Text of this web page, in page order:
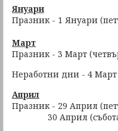
Януари
Празник - 1 Януари
Март
Празник - 3 Март
Неработни дни - 4 Март
Април
Празник - 29 Април
30 Април